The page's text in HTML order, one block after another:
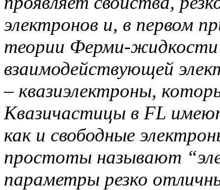
электронов и, в первом
теории Ферми-жидкости
взаимодействующей
– квазиэлектроны,
Квазичастицы в FL
как и свободные
простоты называют
параметры резко